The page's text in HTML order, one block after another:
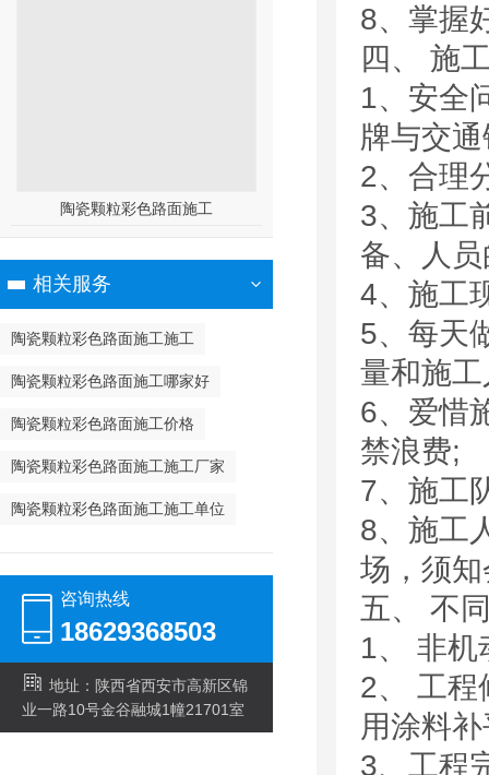
陶瓷颗粒彩色路面施工
相关服务
陶瓷颗粒彩色路面施工施工
陶瓷颗粒彩色路面施工哪家好
陶瓷颗粒彩色路面施工价格
陶瓷颗粒彩色路面施工施工厂家
陶瓷颗粒彩色路面施工施工单位
咨询热线
18629368503
地址：陕西省西安市高新区锦
业一路10号金谷融城1幢21701室
8、掌握
四、 施
1、安全
牌与交
2、合理
3、施工
备、人
4、施工
5、每天
量和施
6、爱惜
禁浪费;
7、施工
8、
场，须知
五、 不
1、 非机
2
用涂料
3、工程